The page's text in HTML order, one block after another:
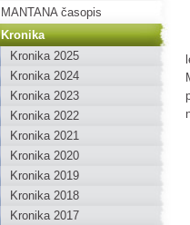
MANTANA časopis
Kronika
Kronika 2025
Kronika 2024
Kronika 2023
Kronika 2022
Kronika 2021
Kronika 2020
Kronika 2019
Kronika 2018
Kronika 2017